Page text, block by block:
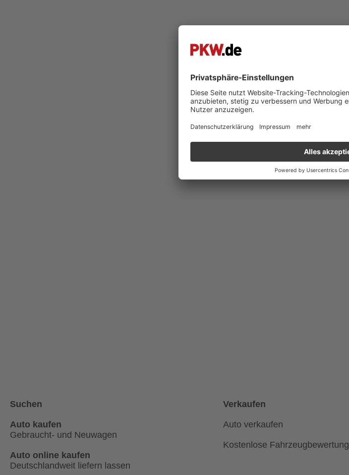
Suchen
Auto kaufen
Gebraucht- und Neuwagen
Auto online kaufen
Deutschlandweit liefern lassen
Verkaufen
Auto verkaufen
Kostenlose Fahrzeugbewertung